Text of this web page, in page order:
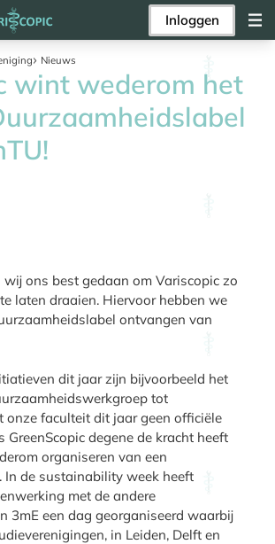
Inloggen
Nieuws
wint wederom het
ons best gedaan om Variscopic zo
laten draaien. Hiervoor hebben we
ontvangen van
dit jaar zijn bijvoorbeeld het
tot
onze faculteit dit jaar geen officiële
GreenScopic degene de kracht heeft
organiseren van een
In de sustainability week heeft
met de andere
3mE een dag georganiseerd waarbij
in Leiden, Delft en